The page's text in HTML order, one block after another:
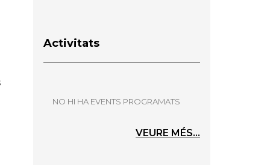
Activitats
NO HI HA EVENTS PROGRAMATS
VEURE MÉS...